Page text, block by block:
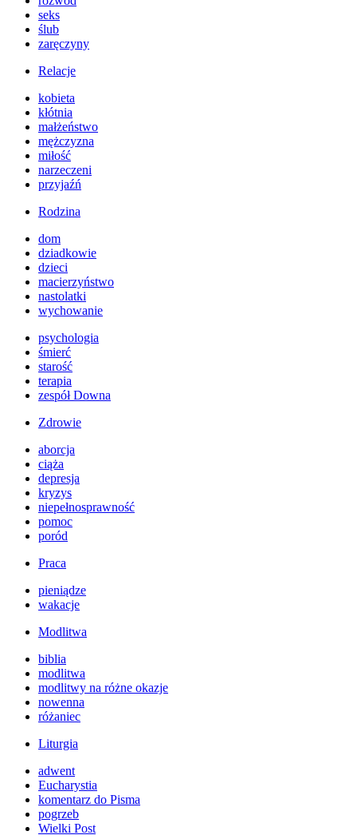
seks
ślub
zaręczyny
Relacje
kobieta
kłótnia
małżeństwo
mężczyzna
miłość
narzeczeni
przyjaźń
Rodzina
dom
dziadkowie
dzieci
macierzyństwo
nastolatki
wychowanie
psychologia
śmierć
starość
terapia
zespół Downa
Zdrowie
aborcja
ciąża
depresja
kryzys
niepełnosprawność
pomoc
poród
Praca
pieniądze
wakacje
Modlitwa
biblia
modlitwa
modlitwy na różne okazje
nowenna
różaniec
Liturgia
adwent
Eucharystia
komentarz do Pisma
pogrzeb
Wielki Post